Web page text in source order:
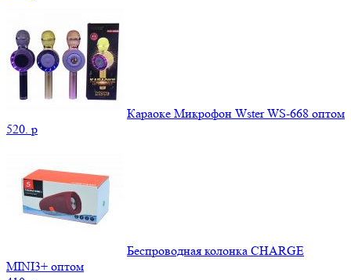
Караоке Микрофон Wster WS-668 оптом
520. p
Беспроводная колонка CHARGE
MINI3+ оптом